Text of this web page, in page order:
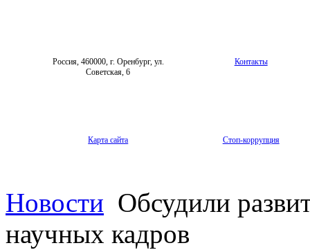
Россия, 460000, г. Оренбург, ул.
Советская, 6
Контакты
Карта сайта Стоп-коррупция
Новости Обсудили
научных кадров